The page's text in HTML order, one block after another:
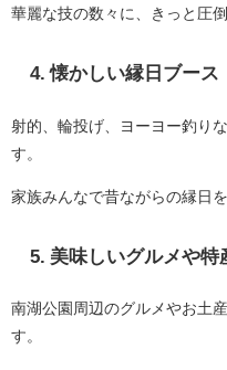
華麗な技の数々に、きっと圧
4. 懐かしい縁日ブース
射的、輪投げ、ヨーヨー釣り
す。
家族みんなで昔ながらの縁日
5. 美味しいグルメや特
南湖公園周辺のグルメやお土
す。